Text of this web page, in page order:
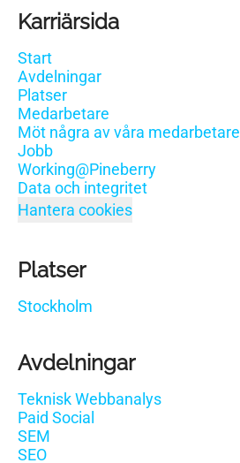
Karriärsida
Start
Avdelningar
Platser
Medarbetare
Möt några av våra medarbetare
Jobb
Working@Pineberry
Data och integritet
Hantera cookies
Platser
Stockholm
Avdelningar
Teknisk Webbanalys
Paid Social
SEM
SEO